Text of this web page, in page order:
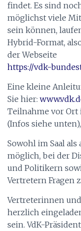
findet. Es sind
möglichst viele
sein können,
Hybrid-Format,
der Webseite
https://vdk-
Eine kleine
Sie hier:
Teilnahme vor
(Infos siehe
Sowohl im Saal
möglich, bei der
und Politikern
Vertretern Fragen
Vertreterinnen
herzlich
sein. VdK-